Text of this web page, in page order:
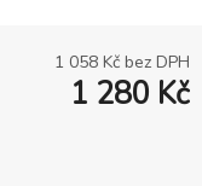
1 058 Kč bez DPH
1 280 Kč